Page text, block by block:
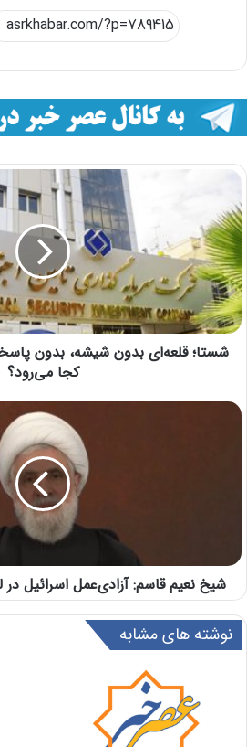
شستا؛ قلعه‌ای بدون شیشه، بدون
کجا می‌رود؟
شیخ نعیم قاسم: آزادی‌عمل اسرائیل در
نوشته های مشابه